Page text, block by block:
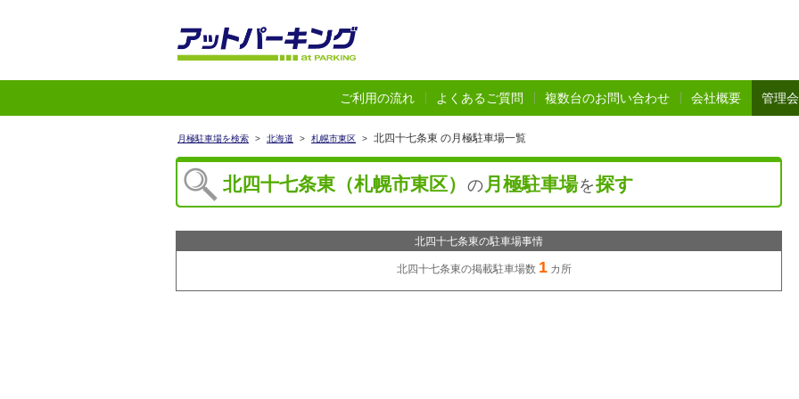
ご利用の流れ よくあるご質問 複数台のお問い合わせ 会社概要 管理
月極駐車場を検索 > 北海道 > 札幌市東区 > 北四十七条東 の月極駐車場一覧
北四十七条東（札幌市東区） の 月極駐車場を探す
北四十七条東の駐車場事情
北四十七条東の掲載駐車場数 1 カ所